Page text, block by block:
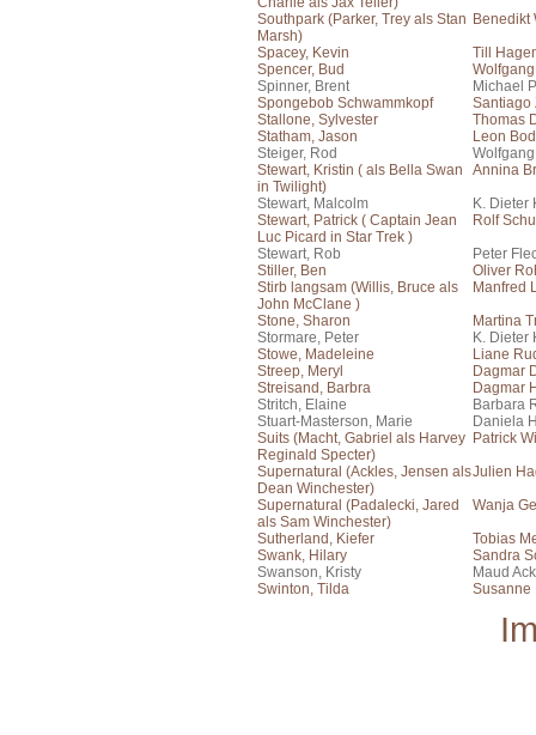
Southpark (Parker, Trey als Stan
Marsh)
Benedikt
Spacey, Kevin
Till
Spencer, Bud
Spinner, Brent
Michael
Spongebob Schwammkopf
Santiago
Stallone, Sylvester
Thomas
Statham, Jason
Leon
Steiger, Rod
Stewart, Kristin ( als Bella Swan
in Twilight)
Annina
Stewart, Malcolm
K. Dieter
Stewart, Patrick ( Captain Jean
Luc Picard in Star Trek )
Rolf
Stewart, Rob
Peter
Stiller, Ben
Oliver
Stirb langsam (Willis, Bruce als
John McClane )
Manfred
Stone, Sharon
Martina
Stormare, Peter
K. Dieter
Stowe, Madeleine
Liane
Streep, Meryl
Dagmar
Streisand, Barbra
Dagmar
Stritch, Elaine
Barbara
Stuart-Masterson, Marie
Daniela
Suits (Macht, Gabriel als Harvey
Reginald Specter)
Patrick
Supernatural (Ackles, Jensen als
Dean Winchester)
Julien
Supernatural (Padalecki, Jared
als Sam Winchester)
Wanja
Sutherland, Kiefer
Tobias
Swank, Hilary
Sandra
Swanson, Kristy
Maud
Swinton, Tilda
Susanne